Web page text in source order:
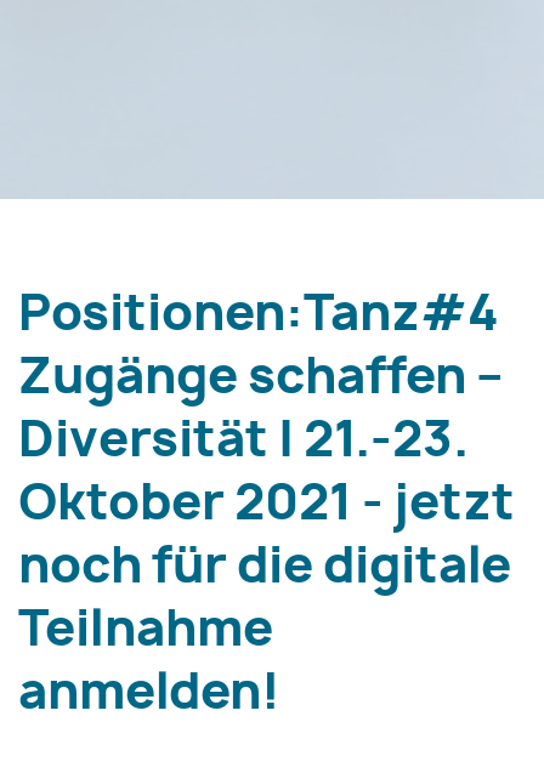
Positionen:Tanz#4
Zugänge schaffen –
Diversität | 21.-23.
Oktober 2021 - jetzt
noch für die digitale
Teilnahme
anmelden!